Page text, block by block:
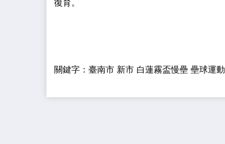
復育。
關鍵字：臺南市 新市 白蓮霧盃慢壘 壘球運動